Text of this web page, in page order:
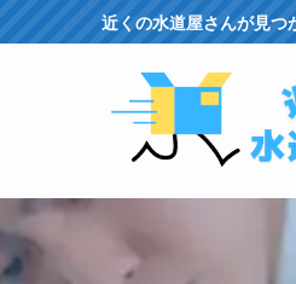
近くの水道屋さんが見つ